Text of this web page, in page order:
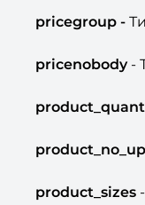
pricegroup -
pricenobody-
product_sizes